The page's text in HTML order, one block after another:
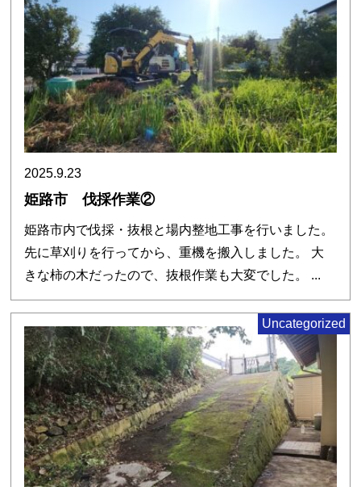
2025.9.23
姫路市 伐採作業②
姫路市内で伐採・抜根と場内整地工事を行いました。
先に草刈りを行ってから、重機を搬入しました。 大
きな柿の木だったので、抜根作業も大変でした。 ...
Uncategorized